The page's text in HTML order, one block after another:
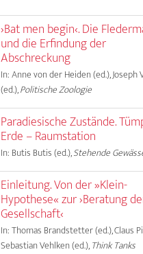
›Bat men begin‹. Die
und die Erfindung der
Abschreckung
In: Anne von der Heiden (ed.), Joseph
(ed.),Politische Zoologie
Paradiesische Zustände.
Erde – Raumstation
In: Butis Butis (ed.),Stehende
Einleitung. Von der »Klein-
Hypothese« zur ›Beratung
Gesellschaft‹
In: Thomas Brandstetter (ed.), Claus
Sebastian Vehlken (ed.),Think Tanks